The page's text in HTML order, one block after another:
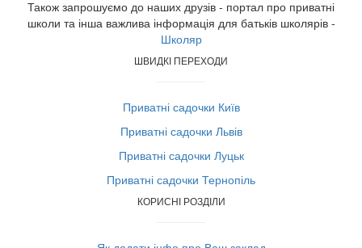
Також запрошуємо до наших друзів - портал про приватні
школи та інша важлива інформація для батьків школярів -
Школяр
ШВИДКІ ПЕРЕХОДИ
Приватні садочки Київ
Приватні садочки Львів
Приватні садочки Луцьк
Приватні садочки Тернопіль
КОРИСНІ РОЗДІЛИ